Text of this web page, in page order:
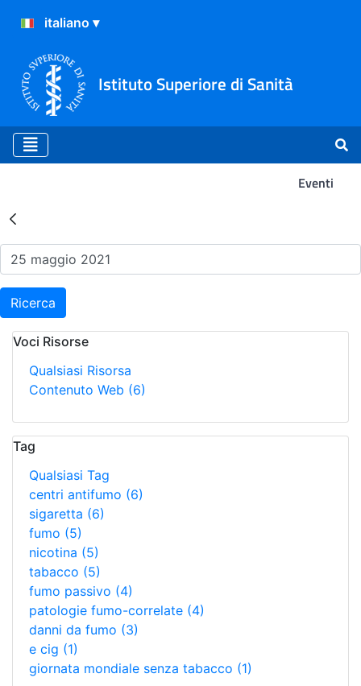
Istituto Superiore di Sanità
Eventi
Risultati della Ricerca -
Ricerca
Voci Risorse
Qualsiasi Risorsa
Contenuto Web (6)
Tag
Qualsiasi Tag
centri antifumo (6)
sigaretta (6)
fumo (5)
nicotina (5)
tabacco (5)
fumo passivo (4)
patologie fumo-correlate (4)
danni da fumo (3)
e cig (1)
giornata mondiale senza tabacco (1)